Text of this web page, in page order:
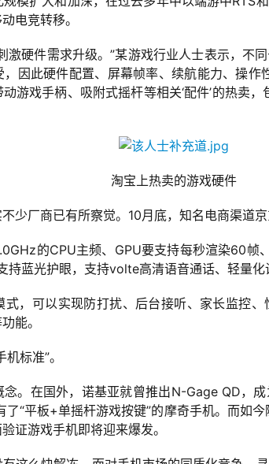
电竞转移。
激硬件需求升级。”某游戏行业人士表示，不
因此硬件配置、屏幕帧率、续航能力、操作
游戏手柄、吸附式摇杆等相关‘配件’的热卖
淘宝上热卖的游戏硬件
少厂商已有所察觉。10月底，知名电商渠道京
的CPU主频、GPU要支持每秒渲染60帧
持蓝光护眼，支持volte高清语音通话、轻量
，可以实现防打扰、后台接听、家长监控
能。
标准”。
。在国外，诺基亚就曾推出N-Gage QD，
“平板+单摇杆游戏按键”的摩奇手机。而如
证游戏手机即将迎来爆发。